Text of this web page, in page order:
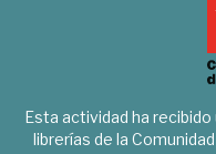
Esta actividad ha recibido
librerías de la